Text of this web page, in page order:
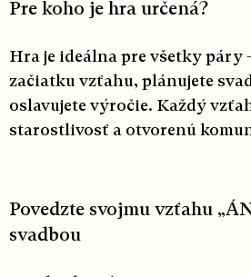
Pre koho je hra určená?
Hra je ideálna pre všetky páry
začiatku vzťahu, plánujete
oslavujete výročie. Každý
starostlivosť a otvorenú
Povedzte svojmu vzťahu
svadbou